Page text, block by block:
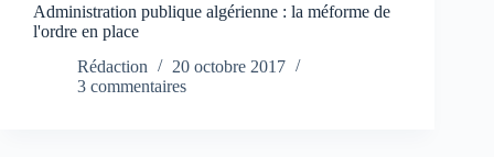
Administration publique algérienne : la méforme de
l'ordre en place
Rédaction
20 octobre 2017
3 commentaires